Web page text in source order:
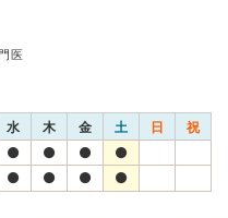
医
水 木 金 土 日 祝